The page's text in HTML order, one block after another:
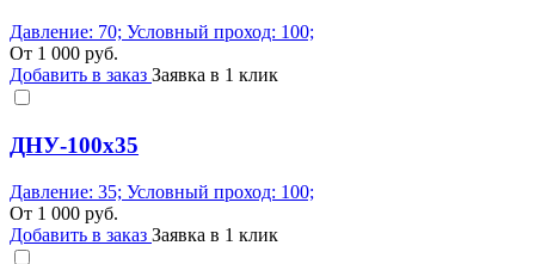
Давление: 70; Условный проход: 100;
От 1 000 руб.
Добавить в заказ Заявка в 1 клик
ДНУ-100х35
Давление: 35; Условный проход: 100;
От 1 000 руб.
Добавить в заказ Заявка в 1 клик